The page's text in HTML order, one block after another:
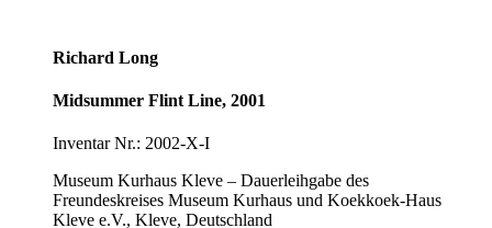
Richard Long
Midsummer Flint Line, 2001
Inventar Nr.: 2002-X-I
Museum Kurhaus Kleve – Dauerleihgabe des
Freundeskreises Museum Kurhaus und Koekkoek-Haus
Kleve e.V., Kleve, Deutschland